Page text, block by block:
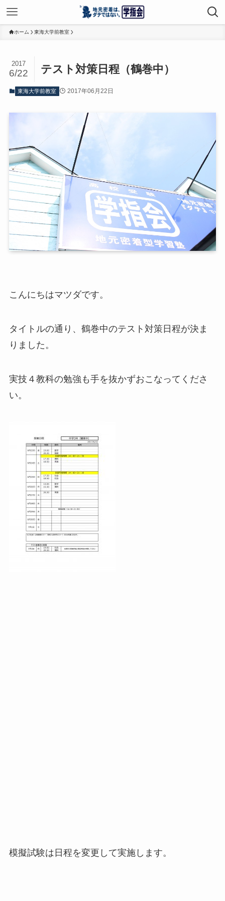
ホーム 東海大学前教室
テスト対策日程（鶴巻中）
2017
6/22
東海大学前教室 2017年06月22日
こんにちはマツダです。
タイトルの通り、鶴巻中のテスト対策日程が決ま
りました。
実技４教科の勉強も手を抜かずおこなってくださ
い。
模擬試験は日程を変更して実施します。